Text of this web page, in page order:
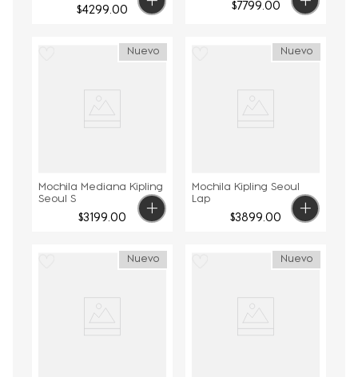
$4299.00 $7799.00
Nuevo
Mochila Mediana Kipling
Seoul S
$3199.00
Nuevo
Mochila Kipling Seoul
Lap
$3899.00
Nuevo Nuevo